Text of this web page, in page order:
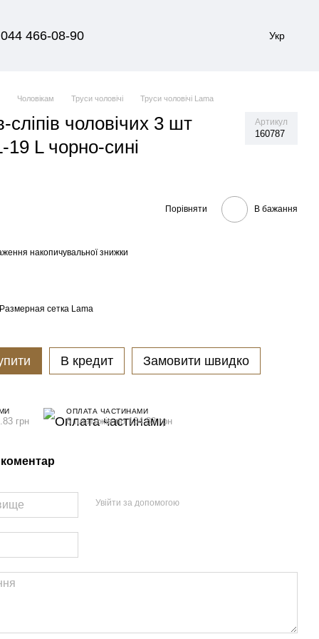
044 466-08-90 Укр
Чоловікам Труси чоловічі Труси чоловічі Lama
сліпів чоловічих 3 шт
L чорно-сині
Артикул
160787
Порівняти В бажання
накопичувальної знижки
Размерная сетка Lama
В кредит Замовити швидко
грн
ОПЛАТА ЧАСТИНАМИ
6 платежів по 134.83 грн
Увійти за допомогою